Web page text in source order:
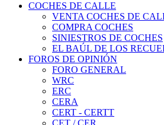
COCHES DE CALLE
VENTA COCHES DE
COMPRA COCHES
SINIESTROS DE COCHES
EL BAÚL DE LOS
FOROS DE OPINIÓN
FORO GENERAL
WRC
ERC
CERA
CERT - CERTT
CET / CER